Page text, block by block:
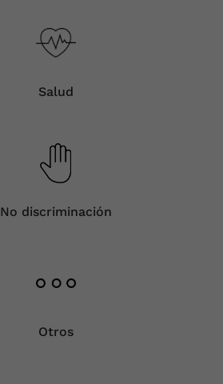
Salud
No discriminación
Otros